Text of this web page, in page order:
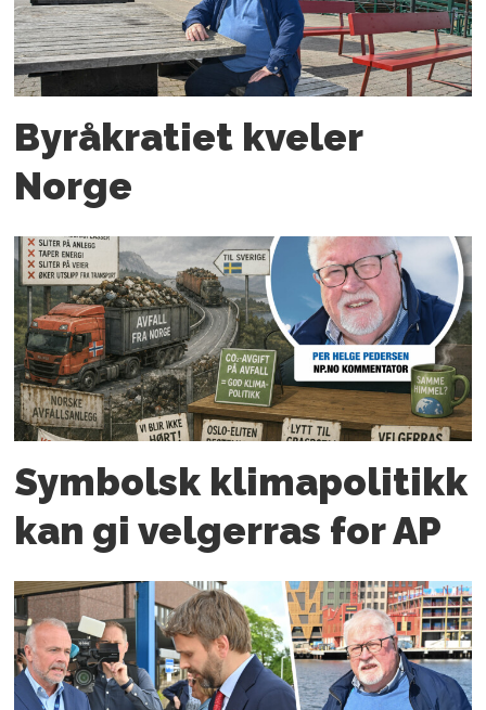
Byråkratiet kveler
Norge
Symbolsk klimapolitikk
kan gi velger­ras for AP